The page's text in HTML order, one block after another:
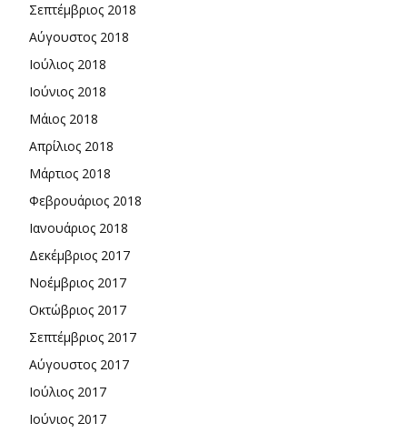
Σεπτέμβριος 2018
Αύγουστος 2018
Ιούλιος 2018
Ιούνιος 2018
Μάιος 2018
Απρίλιος 2018
Μάρτιος 2018
Φεβρουάριος 2018
Ιανουάριος 2018
Δεκέμβριος 2017
Νοέμβριος 2017
Οκτώβριος 2017
Σεπτέμβριος 2017
Αύγουστος 2017
Ιούλιος 2017
Ιούνιος 2017